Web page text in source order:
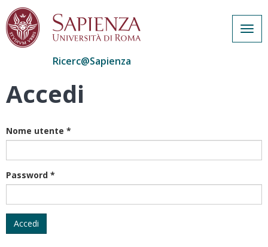
Salta
Ricerc@Sapienza
Accedi
Nome utente *
Password *
Accedi